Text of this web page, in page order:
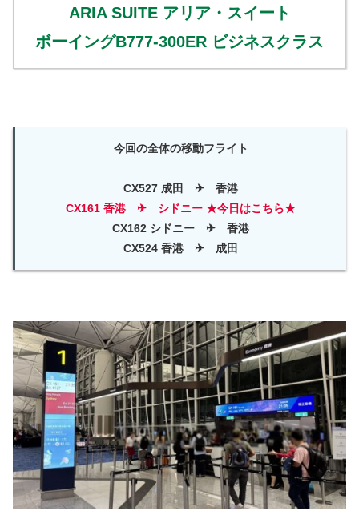
ARIA SUITE アリア・スイート
ボーイングB777-300ER ビジネスクラス
今回の全体の移動フライト
CX527 成田 ✈ 香港
CX161 香港 ✈ シドニー ★今日はこちら★
CX162 シドニー ✈ 香港
CX524 香港 ✈ 成田